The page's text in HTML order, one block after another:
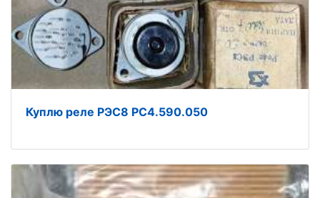
Куплю реле РЭС8 РС4.590.050